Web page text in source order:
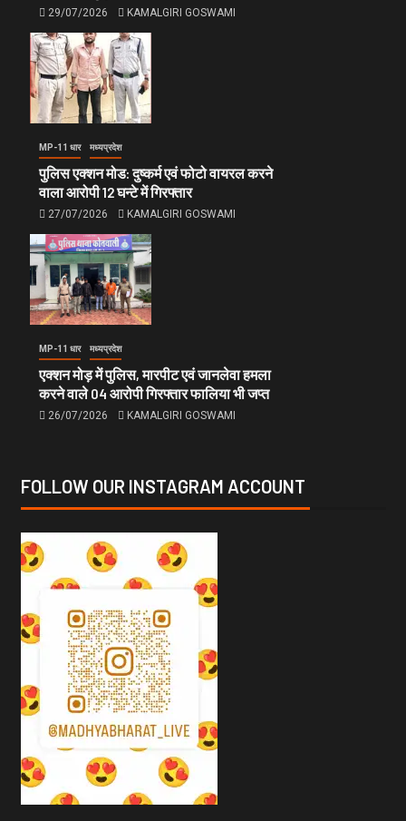
29/07/2026 KAMALGIRI GOSWAMI
MP-11 धार मध्यप्रदेश
पुलिस एक्शन मोड: दुष्कर्म एवं फोटो वायरल करने
वाला आरोपी 12 घन्टे में गिरफ्तार
27/07/2026 KAMALGIRI GOSWAMI
MP-11 धार मध्यप्रदेश
एक्शन मोड़ में पुलिस, मारपीट एवं जानलेवा हमला
करने वाले 04 आरोपी गिरफ्तार फालिया भी जप्त
26/07/2026 KAMALGIRI GOSWAMI
FOLLOW OUR INSTAGRAM ACCOUNT